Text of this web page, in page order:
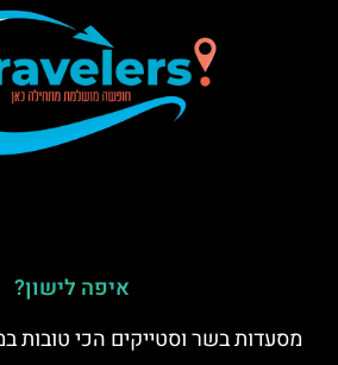
איפה לישון?
מסעדות בשר וסטייקים הכי טובות